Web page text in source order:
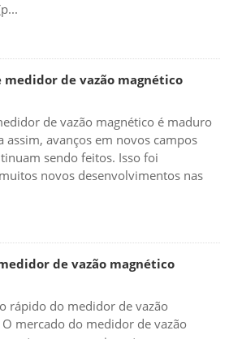
de vazão magnético
de vazão magnético é maduro
assim, avanços em novos campos
sendo feitos. Isso foi
novos desenvolvimentos nas
de vazão magnético
rápido do medidor de vazão
mercado do medidor de vazão